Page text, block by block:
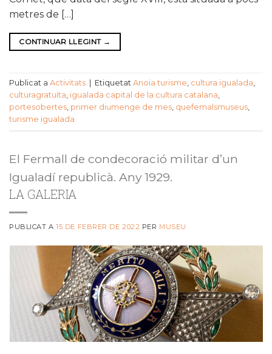
metres de […]
CONTINUAR LLEGINT →
Publicat a Activitats Etiquetat Anoia turisme, cultura igualada,
culturagratuïta, igualada capital de la cultura catalana,
portesobertes, primer diumenge de mes, quefemalsmuseus,
turisme igualada
El Fermall de condecoració militar d’un
Igualadí republicà. Any 1929.
LA GALERIA
PUBLICAT A15 DE FEBRER DE 2022 PER MUSEU